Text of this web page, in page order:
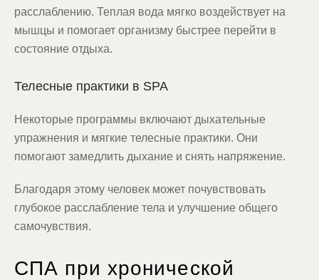
расслаблению. Теплая вода мягко воздействует на
мышцы и помогает организму быстрее перейти в
состояние отдыха.
Телесные практики в SPA
Некоторые программы включают дыхательные
упражнения и мягкие телесные практики. Они
помогают замедлить дыхание и снять напряжение.
Благодаря этому человек может почувствовать
глубокое расслабление тела и улучшение общего
самочувствия.
СПА при хронической